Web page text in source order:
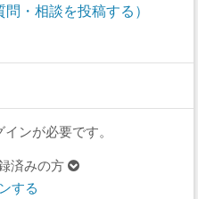
問・相談を投稿する）
ンが必要です。
済みの方
する